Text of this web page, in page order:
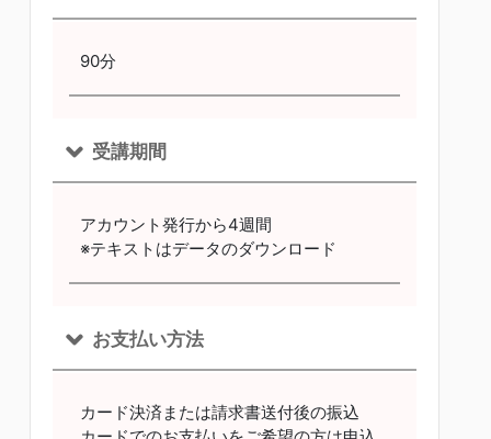
90分
受講期間
アカウント発行から4週間
※テキストはデータのダウンロード
お支払い方法
カード決済または請求書送付後の振込